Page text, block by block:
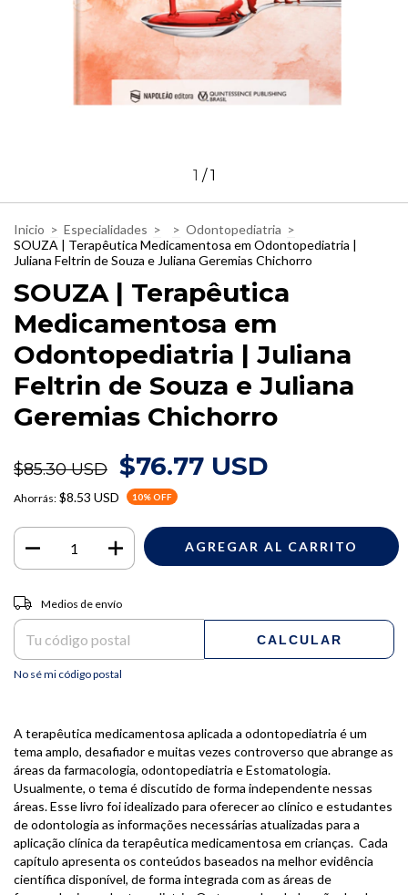
1 /1
Inicio > Especialidades > > Odontopediatria >
SOUZA | Terapêutica Medicamentosa em Odontopediatria |
Juliana Feltrin de Souza e Juliana Geremias Chichorro
SOUZA | Terapêutica
Medicamentosa em
Odontopediatria | Juliana
Feltrin de Souza e Juliana
Geremias Chichorro
$85.30 USD $76.77 USD
Ahorrás: $8.53 USD 10% OFF
Entregas para el CP:
Medios de envío
CALCULAR
No sé mi código postal
A terapêutica medicamentosa aplicada a odontopediatria é um
tema amplo, desafiador e muitas vezes controverso que abrange as
áreas da farmacologia, odontopediatria e Estomatologia.
Usualmente, o tema é discutido de forma independente nessas
áreas. Esse livro foi idealizado para oferecer ao clínico e estudantes
de odontologia as informações necessárias atualizadas para a
aplicação clínica da terapêutica medicamentosa em crianças. Cada
capítulo apresenta os conteúdos baseados na melhor evidência
científica disponível, de forma integrada com as áreas de